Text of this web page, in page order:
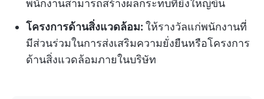
พนักงานสามารถสร้างผลกระทบที่ยิ่งใหญ่ขึ้น
โครงการด้านสิ่งแวดล้อม: ให้รางวัลแก่พนักงานที่
มีส่วนร่วมในการส่งเสริมความยั่งยืนหรือโครงการ
ด้านสิ่งแวดล้อมภายในบริษัท